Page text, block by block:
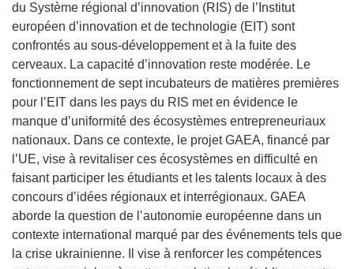
du Système régional d’innovation (RIS) de l’Institut
européen d’innovation et de technologie (EIT) sont
confrontés au sous-développement et à la fuite des
cerveaux. La capacité d’innovation reste modérée. Le
fonctionnement de sept incubateurs de matières premières
pour l’EIT dans les pays du RIS met en évidence le
manque d’uniformité des écosystèmes entrepreneuriaux
nationaux. Dans ce contexte, le projet GAEA, financé par
l’UE, vise à revitaliser ces écosystèmes en difficulté en
faisant participer les étudiants et les talents locaux à des
concours d’idées régionaux et interrégionaux. GAEA
aborde la question de l’autonomie européenne dans un
contexte international marqué par des événements tels que
la crise ukrainienne. Il vise à renforcer les compétences